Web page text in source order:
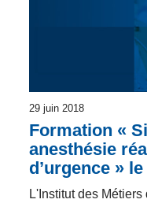
29 juin 2018
Formation «
anesthésie
d’urgence »
L'Institut des